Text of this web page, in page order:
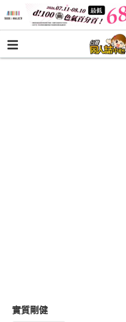
BOOKY書集倉庫
實質剛健